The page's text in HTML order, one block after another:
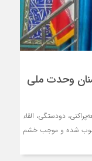
وحدت ملی
دودستگی، القاء
شده و موجب خشم